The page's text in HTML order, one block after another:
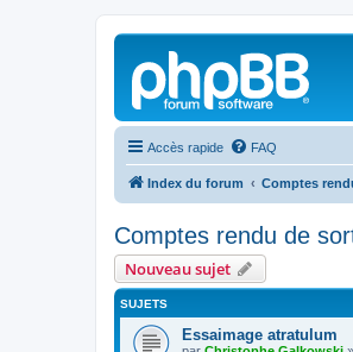
Accès rapide FAQ
Index du forum Comptes
Comptes rendu de
Nouveau sujet
SUJETS
Essaimage atratulum